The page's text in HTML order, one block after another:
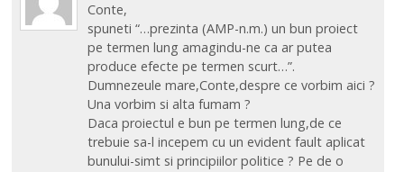
Conte,
spuneti “…prezinta (AMP-n.m.) un bun proiect
pe termen lung amagindu-ne ca ar putea
produce efecte pe termen scurt…”.
Dumnezeule mare,Conte,despre ce vorbim aici ?
Una vorbim si alta fumam ?
Daca proiectul e bun pe termen lung,de ce
trebuie sa-l incepem cu un evident fault aplicat
bunului-simt si principiilor politice ? Pe de o